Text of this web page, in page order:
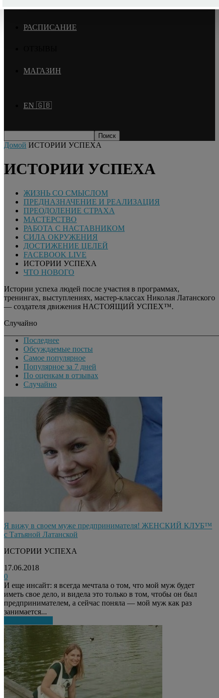
РАСПИСАНИЕ
МАГАЗИН
EN 🇬🇧
Домой ИСТОРИИ УСПЕХА
ИСТОРИИ УСПЕХА
ЖИЗНЬ СО СМЫСЛОМ
ПРЕДНАЗНАЧЕНИЕ И РЕАЛИЗАЦИЯ
ПРЕОДОЛЕНИЕ СТРАХА
МАСТЕРСТВО
РАБОТА С НАСТАВНИКОМ
СИЛА ОКРУЖЕНИЯ
ДОСТИЖЕНИЕ ЦЕЛЕЙ
FACEBOOK LIVE
ИСТОРИИ УСПЕХА
ЧТО НОВОГО
Истории успеха людей после участия в программах,
тренингах, выступлениях, мастер-классах Николая Латанского
— создателя движения НАСТОЯЩИЙ УСПЕХ™.
Случайно
Последнее
Обсуждаемые посты
Самое популярное
Популярное за 7 дней
По оценкам в отзывах
Случайно
Я вижу в своем муже предпринимателя! ЖЕНСКИЙ КЛУБ™
c Татьяной Латанской
ИСТОРИИ УСПЕХА
17.06.2018
0
И еще инсайт: я всегда мечтала о том, что мой муж будет
иметь свое дело, и видела это только в том, чтобы он был
предпринимателем, а сейчас поняла — мой муж как раз
занимается...